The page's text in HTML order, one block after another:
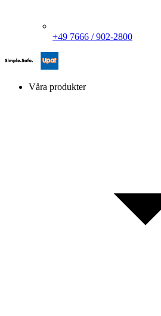
+49 7666 / 902-2800
Våra produkter